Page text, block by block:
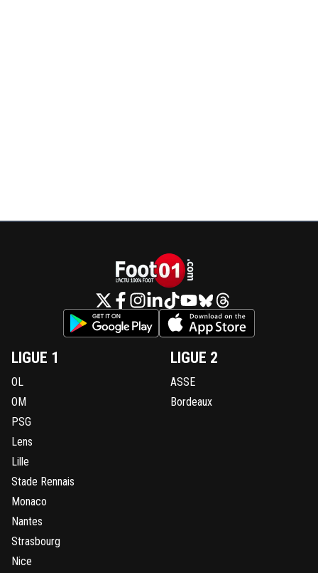
LIGUE 1
OL
OM
PSG
Lens
Lille
Stade Rennais
Monaco
Nantes
Strasbourg
Nice
LIGUE 2
ASSE
Bordeaux